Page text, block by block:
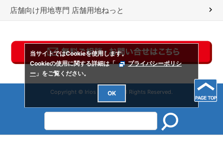
店舗向け用地専門 店舗用地ねっと
Copyright © Irios Co., Ltd. All Rights Reserved.
当サイトではCookieを使用します。
Cookieの使用に関する詳細は「
プライバシーポリシ
ー 」をご覧ください。
OK